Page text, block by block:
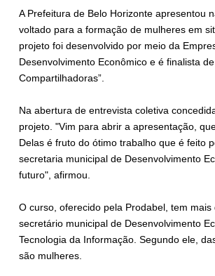
A Prefeitura de Belo Horizonte apresentou
voltado para a formação de mulheres em
projeto foi desenvolvido por meio da
Desenvolvimento Econômico e é finalista
Compartilhadoras”.
Na abertura de entrevista coletiva
projeto. "Vim para abrir a apresentação,
Delas é fruto do ótimo trabalho que é feito
secretaria municipal de Desenvolvimento
futuro", afirmou.
O curso, oferecido pela Prodabel, tem
secretário municipal de Desenvolvimento
Tecnologia da Informação. Segundo ele,
são mulheres.